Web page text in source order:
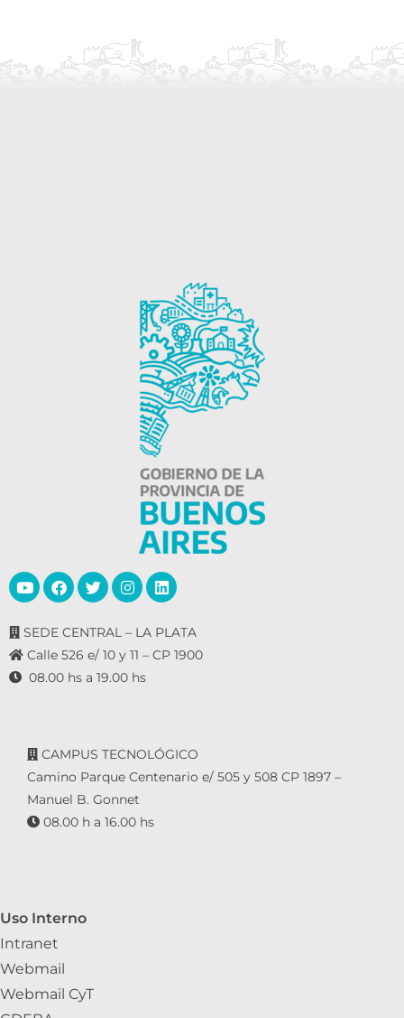
SEDE CENTRAL – LA PLATA
Calle 526 e/ 10 y 11 – CP 1900
08.00 hs a 19.00 hs
CAMPUS TECNOLÓGICO
Camino Parque Centenario e/ 505 y 508 CP 1897 –
Manuel B. Gonnet
08.00 h a 16.00 hs
Uso Interno
Intranet
Webmail
Webmail CyT